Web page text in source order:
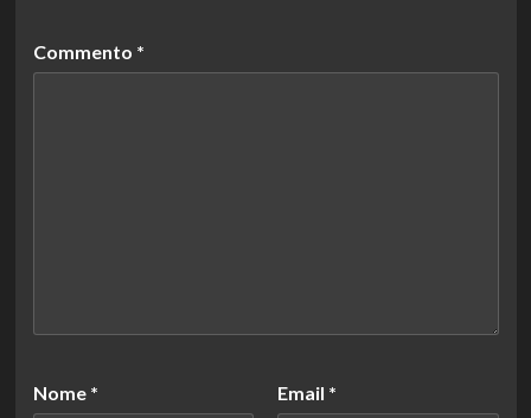
Commento *
Nome * Email *